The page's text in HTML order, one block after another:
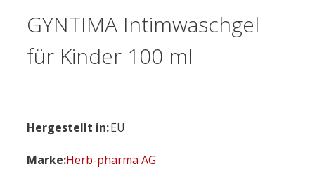
GYNTIMA Intimwaschgel
für Kinder 100 ml
Hergestellt in:EU
Marke:Herb-pharma AG